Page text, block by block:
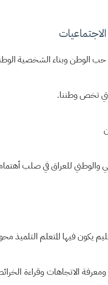
حب الوطن وبناء الشخصية
تخص وطننا.
والوطني للعراق في صلب
يكون فيها المتعلم التلميذ
الاتجاهات وقراءة